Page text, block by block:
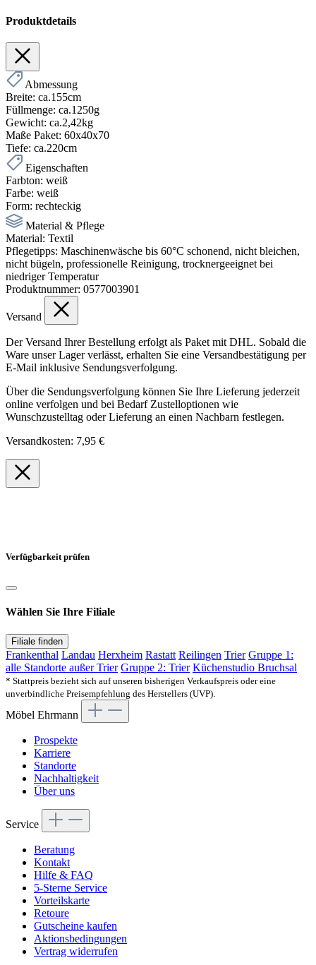
Produktdetails
Abmessung
Breite: ca.155cm
Füllmenge: ca.1250g
Gewicht: ca.2,42kg
Maße Paket: 60x40x70
Tiefe: ca.220cm
Eigenschaften
Farbton: weiß
Farbe: weiß
Form: rechteckig
Material & Pflege
Material: Textil
Pflegetipps: Maschinenwäsche bis 60°C schonend, nicht bleichen,
nicht bügeln, professionelle Reinigung, trocknergeeignet bei
niedriger Temperatur
Produktnummer: 0577003901
Versand
Der Versand Ihrer Bestellung erfolgt als Paket mit DHL. Sobald die
Ware unser Lager verlässt, erhalten Sie eine Versandbestätigung per
E-Mail inklusive Sendungsverfolgung.
Über die Sendungsverfolgung können Sie Ihre Lieferung jederzeit
online verfolgen und bei Bedarf Zustelloptionen wie
Wunschzustelltag oder Lieferung an einen Nachbarn festlegen.
Versandkosten: 7,95 €
Verfügbarkeit prüfen
Wählen Sie Ihre Filiale
Filiale finden
Frankenthal Landau Herxheim Rastatt Reilingen Trier Gruppe 1:
alle Standorte außer Trier Gruppe 2: Trier Küchenstudio Bruchsal
* Stattpreis bezieht sich auf unseren bisherigen Verkaufspreis oder eine
unverbindliche Preisempfehlung des Herstellers (UVP).
Möbel Ehrmann
Prospekte
Karriere
Standorte
Nachhaltigkeit
Über uns
Service
Beratung
Kontakt
Hilfe & FAQ
5-Sterne Service
Vorteilskarte
Retoure
Gutscheine kaufen
Aktionsbedingungen
Vertrag widerrufen